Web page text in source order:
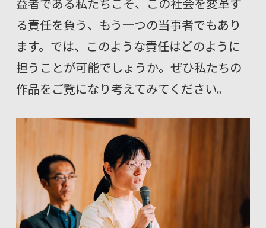
益者である私たちこそ、この社会を変革す
る責任を負う、もう一つの当事者でもあり
ます。では、このような責任はどのように
担うことが可能でしょうか。ぜひ私たちの
作品をご覧になり考えてみてください。